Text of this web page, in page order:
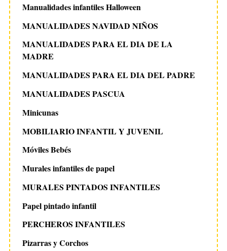
Manualidades infantiles Halloween
MANUALIDADES NAVIDAD NIÑOS
MANUALIDADES PARA EL DIA DE LA
MADRE
MANUALIDADES PARA EL DIA DEL PADRE
MANUALIDADES PASCUA
Minicunas
MOBILIARIO INFANTIL Y JUVENIL
Móviles Bebés
Murales infantiles de papel
MURALES PINTADOS INFANTILES
Papel pintado infantil
PERCHEROS INFANTILES
Pizarras y Corchos